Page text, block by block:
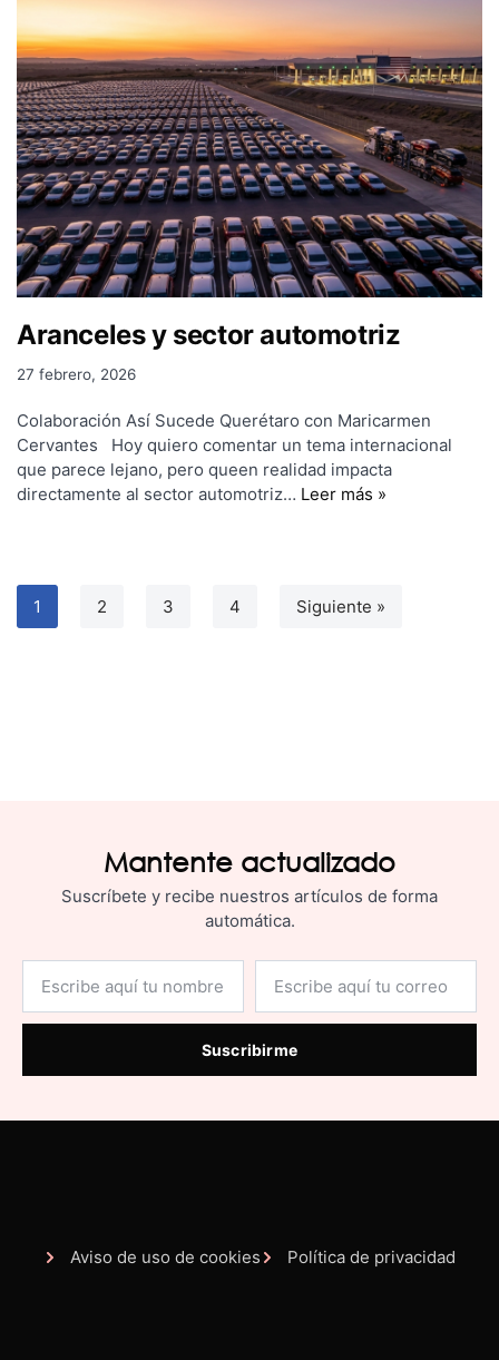
Aranceles y sector automotriz
27 febrero, 2026
Colaboración Así Sucede Querétaro con Maricarmen
Cervantes Hoy quiero comentar un tema internacional
que parece lejano, pero queen realidad impacta
directamente al sector automotriz… Leer más »
1 2 3 4 Siguiente »
Mantente actualizado
Suscríbete y recibe nuestros artículos de forma
automática.
Suscribirme
Aviso de uso de cookies Política de privacidad